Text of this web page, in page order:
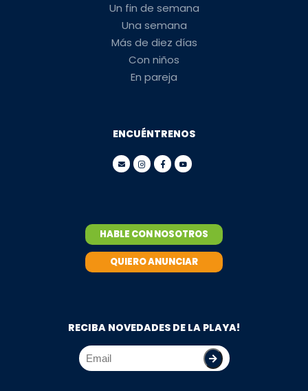
Un fin de semana
Una semana
Más de diez días
Con niños
En pareja
ENCUÉNTRENOS
HABLE CON NOSOTROS
QUIERO ANUNCIAR
RECIBA NOVEDADES DE LA PLAYA!